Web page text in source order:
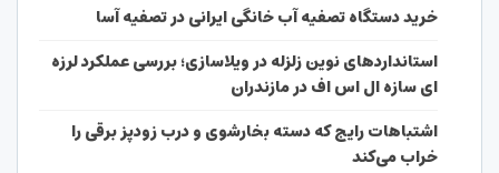
خرید دستگاه تصفیه آب خانگی ایرانی در تصفیه آسا
استانداردهای نوین زلزله در ویلاسازی؛ بررسی عملکرد لرزه
ای سازه ال اس اف در مازندران
اشتباهات رایج که دسته بخارشوی و درب زودپز برقی را
خراب می‌کند